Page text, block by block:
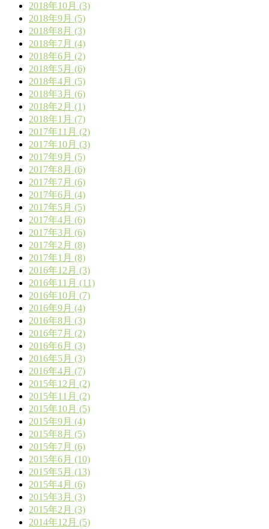
2018年10月 (3)
2018年9月 (5)
2018年8月 (3)
2018年7月 (4)
2018年6月 (2)
2018年5月 (6)
2018年4月 (5)
2018年3月 (6)
2018年2月 (1)
2018年1月 (7)
2017年11月 (2)
2017年10月 (3)
2017年9月 (5)
2017年8月 (6)
2017年7月 (6)
2017年6月 (4)
2017年5月 (5)
2017年4月 (6)
2017年3月 (6)
2017年2月 (8)
2017年1月 (8)
2016年12月 (3)
2016年11月 (11)
2016年10月 (7)
2016年9月 (4)
2016年8月 (3)
2016年7月 (2)
2016年6月 (3)
2016年5月 (3)
2016年4月 (7)
2015年12月 (2)
2015年11月 (2)
2015年10月 (5)
2015年9月 (4)
2015年8月 (5)
2015年7月 (6)
2015年6月 (10)
2015年5月 (13)
2015年4月 (6)
2015年3月 (3)
2015年2月 (3)
2014年12月 (5)